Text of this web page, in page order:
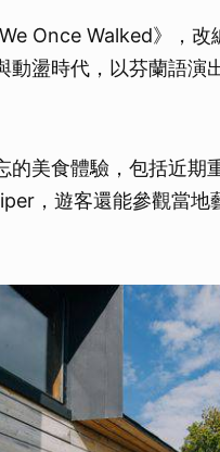
Once Walked》，
動盪時代，以芬蘭語演
的美食體驗，包括近
，遊客還能參觀當